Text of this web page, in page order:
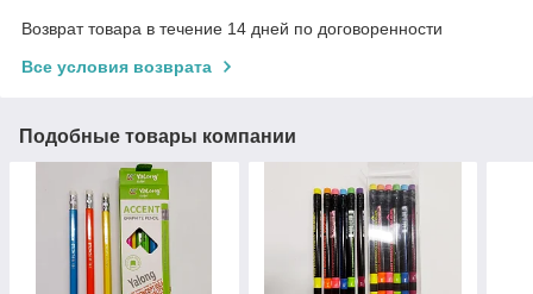
Возврат товара в течение 14 дней по договоренности
Все условия возврата
Подобные товары компании